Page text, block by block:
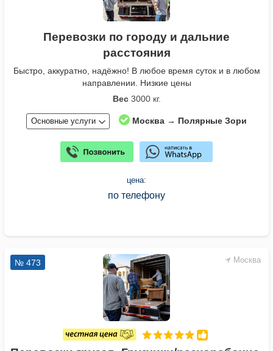
Перевозки по городу и дальние
расстояния
Быстро, аккуратно, надёжно! В любое время суток и в любом
направлении. Низкие цены
Вес3000 кг.
Основные услуги Москва → Полярные Зори
цена:
по телефону
Москва
№ 473